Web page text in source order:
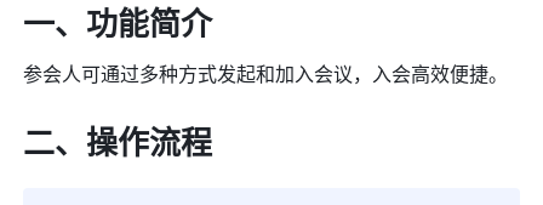
一、功能简介
参会人可通过多种方式发起和加入会议，入会高效便捷。
二、操作流程